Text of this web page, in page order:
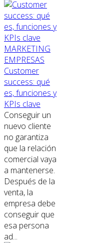
MARKETING
EMPRESAS
Customer
success: qué
es, funciones y
KPIs clave
Conseguir un
nuevo cliente
no garantiza
que la relación
comercial vaya
a mantenerse.
Después de la
venta, la
empresa debe
conseguir que
esa persona
ad...